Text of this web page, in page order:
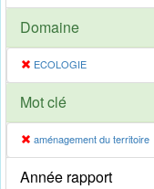
Domaine
ECOLOGIE
Mot clé
aménagement du territoire
Année rapport